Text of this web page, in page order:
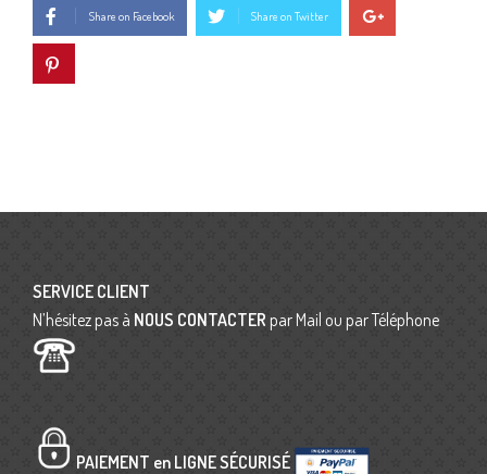
Share on Facebook Share on Twitter
SERVICE CLIENT
N’hésitez pas à NOUS CONTACTER par Mail ou par Téléphone
PAIEMENT en LIGNE SÉCURISÉ